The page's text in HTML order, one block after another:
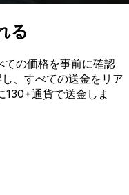
る
ての価格を事前に確認
、すべての送金をリア
130+通貨で送金しま